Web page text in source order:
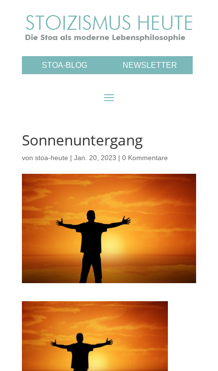
STOA-BLOG NEWSLETTER
Sonnenuntergang
von stoa-heute | Jan. 20, 2023 | 0 Kommentare